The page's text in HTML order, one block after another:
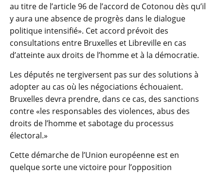
au titre de l’article 96 de l’accord de Cotonou dès qu’il
y aura une absence de progrès dans le dialogue
politique intensifié». Cet accord prévoit des
consultations entre Bruxelles et Libreville en cas
d’atteinte aux droits de l’homme et à la démocratie.
Les députés ne tergiversent pas sur des solutions à
adopter au cas où les négociations échouaient.
Bruxelles devra prendre, dans ce cas, des sanctions
contre «les responsables des violences, abus des
droits de l’homme et sabotage du processus
électoral.»
Cette démarche de l’Union européenne est en
quelque sorte une victoire pour l’opposition